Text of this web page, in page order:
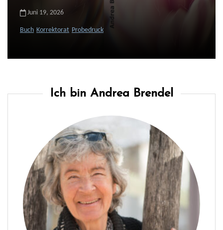
Juni 19, 2026
Buch Korrektorat Probedruck
Ich bin Andrea Brendel